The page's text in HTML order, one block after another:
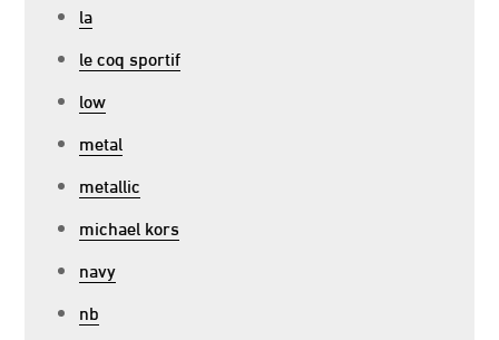
la
le coq sportif
low
metal
metallic
michael kors
navy
nb